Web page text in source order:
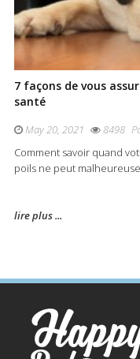
7 façons de vous
santé
May 20, 2021 8498
Comment savoir quand
poils ne peut
lire plus ...